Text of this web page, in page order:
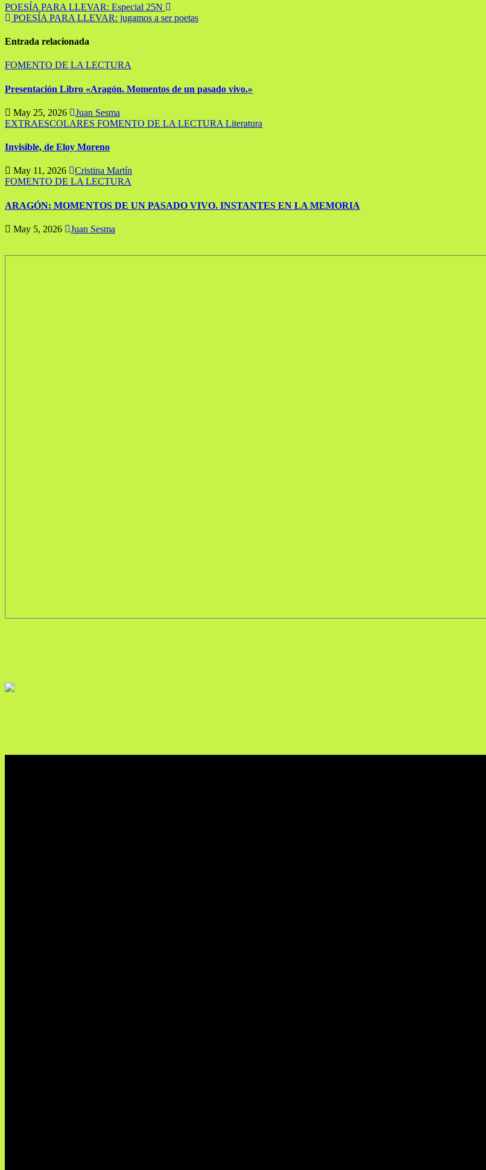
Navegación
de
entradas
POESÍA PARA LLEVAR: Especial 25N
POESÍA PARA LLEVAR: jugamos a ser poetas
Entrada relacionada
FOMENTO DE LA LECTURA
Presentación Libro «Aragón. Momentos de un pasado vivo.»
May 25, 2026
Juan Sesma
EXTRAESCOLARES FOMENTO DE LA LECTURA Literatura
Invisible, de Eloy Moreno
May 11, 2026
Cristina Martín
FOMENTO DE LA LECTURA
ARAGÓN: MOMENTOS DE UN PASADO VIVO. INSTANTES EN LA MEMORIA
May 5, 2026 Juan Sesma